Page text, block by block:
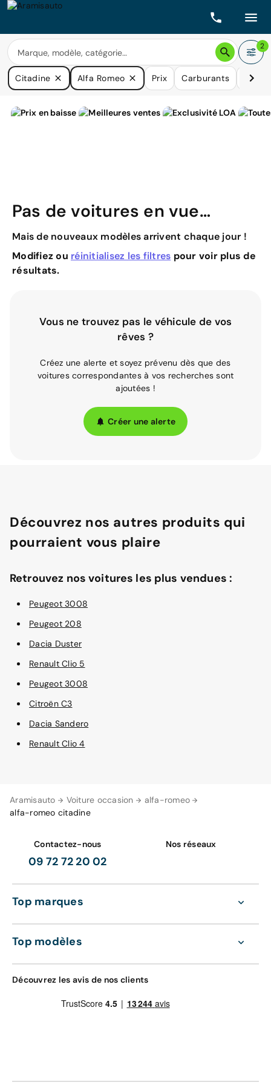
Aramisauto Voiture occasion
alfa-romeo
alfa-romeo citadine
2
Citadine Alfa Romeo Prix Carburants
Pas de voitures en vue…
Mais de nouveaux modèles arrivent chaque jour !
Modifiez ou réinitialisez les filtres pour voir plus de
résultats.
Vous ne trouvez pas le véhicule de vos
rêves ?
Créez une alerte et soyez prévenu dès que des
voitures correspondantes à vos recherches sont
ajoutées !
Créer une alerte
Découvrez nos autres produits qui
pourraient vous plaire
Retrouvez nos voitures les plus vendues :
Peugeot 3008
Peugeot 208
Dacia Duster
Renault Clio 5
Peugeot 3008
Citroën C3
Dacia Sandero
Renault Clio 4
Contactez-nous
09 72 72 20 02
Nos réseaux
Top marques
Top modèles
Découvrez les avis de nos clients